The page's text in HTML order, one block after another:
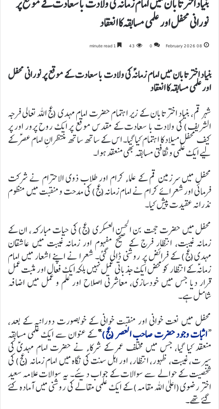
بنیاد اختر تابان میں امام زمانہؑ کی ولادت با سعادت کے موقع پر
نورانی محفل اور علمی مسابقہ کا انعقاد
08 February 2026
0
43
بنیاد اختر تابان میں امام زمانہؑ کی ولادت با سعادت کے موقع پر نورانی محفل
اور علمی مسابقہ کا انعقاد
شہر قم، بنیاد اختر تابان کے زیر اہتمام حضرت امام مہدی (عج اللہ تعالی فرجہ
الشریف) کی ولادت با سعادت کے مقدس موقع پر ایک روح پرور اور پر
کیف محفل میلاد کا اہتمام کیا گیا۔ اس کے ساتھ ساتھ منتظرانِ امام عصرؑ کے
لیے ایک علمی و ثقافتی مسابقہ بھی منعقد ہوا۔
محفل میں سرزمین قم کے علماء کرام اور طلاب ذوی الاحترام نے شرکت
فرمائی اور شعرائے کرام نے امام زمانہ(عج) کی مدحت و منقبت میں منظوم
نذرانہ عقیدت پیش کیا۔
محفل میں حضرت حجت بن الحسن العسکری (عج) کی حیات مبارکہ، ان کے
زمانہ غیبت، انتظار فرج کے صحیح مفہوم اور زمانہ غیبت میں عاشقان
مہدی(عج) کے فرائض پر روشنی ڈالی گئی۔ شعرا نے اپنے اشعار میں امام
زمانہؑ کے انتظار کو محض ایک جذباتی عمل نہیں بلکہ ایک فعال اور مثبت عمل
قرار دیا جس میں خودسازی، معاشرتی اصلاح اور علم و عمل میں اضافہ
شامل ہے۔
محفل میں نعت خوانی اور منقبت خوانی کے خوبصورت دورانیہ کے بعد،
“اثبات وجود حضرت صاحب العصر (عج)”کے عنوان سے ایک علمی مسابقہ
منعقد کیا گیا، جس میں مختلف عمر کے شرکاء نے حضرت امام مہدیؑ کی
سیرت، غیبت، ظہور، انتظار، اور اہل سنت کی نگاہ میں امام زمانہ (عج) کی
شخصیت کے حوالے سے سوالات کے جواب دیئے۔ یہ سوالات علامہ سعید
اختر رضوی(اعلیٰ اللہ مقامہ) کے ایک علمی مقالے کی روشنی میں آمادہ کئے
گئے تھے۔